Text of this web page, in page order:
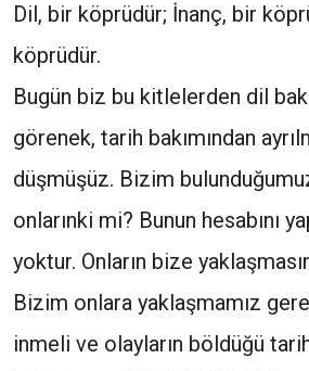
Dil, bir köprüdür; İnanç, bir
köprüdür.
Bugün biz bu kitlelerden dil
görenek, tarih bakımından
düşmüşüz. Bizim
onlarınki mi? Bunun hesabını
yoktur. Onların bize
Bizim onlara yaklaşmamız
inmeli ve olayların böldüğü